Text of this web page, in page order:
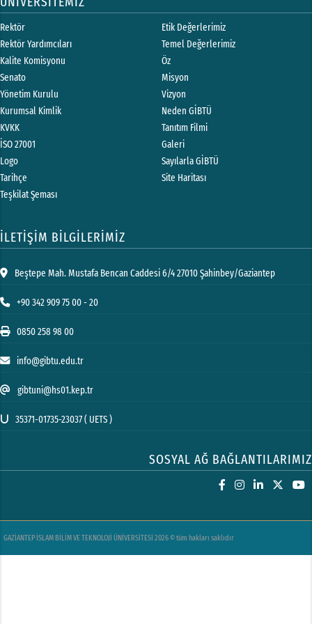
Rektör
Rektör Yardımcıları
Kalite Komisyonu
Senato
Yönetim Kurulu
Kurumsal Kimlik
KVKK
İSO 27001
Logo
Tarihçe
Teşkilat Şeması
Etik Değerlerimiz
Temel Değerlerimiz
Öz
Misyon
Vizyon
Neden GİBTÜ
Tanıtım Filmi
Galeri
Sayılarla GİBTÜ
Site Haritası
İLETİŞİM BİLGİLERİMİZ
Beştepe Mah. Mustafa Bencan Caddesi 6/4 27010 Şahinbey/Gaziantep
+90 342 909 75 00 - 20
0850 258 98 00
info@gibtu.edu.tr
gibtuni@hs01.kep.tr
35371-01735-23037 ( UETS )
SOSYAL AĞ BAĞLANTILARIMIZ
GAZİANTEP İSLAM BİLİM VE TEKNOLOJİ ÜNİVERSİTESİ 2026 © tüm hakları saklıdır